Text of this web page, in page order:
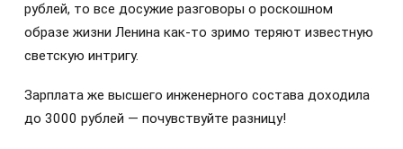
рублей, то все досужие разговоры о роскошном
образе жизни Ленина как-то зримо теряют известную
светскую интригу.
Зарплата же высшего инженерного состава доходила
до 3000 рублей — почувствуйте разницу!